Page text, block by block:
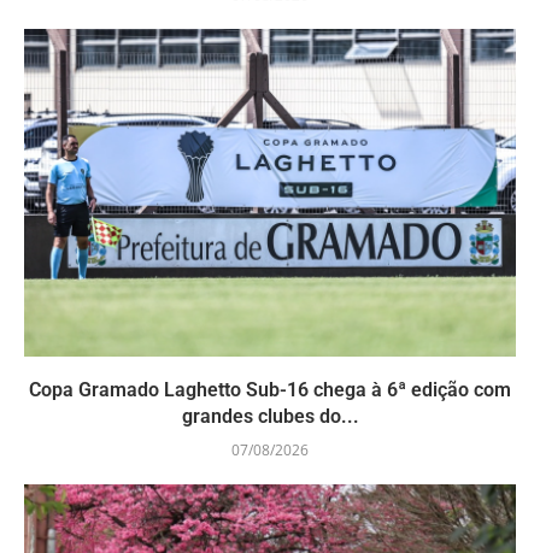
Copa Gramado Laghetto Sub-16 chega à 6ª edição com
grandes clubes do...
07/08/2026